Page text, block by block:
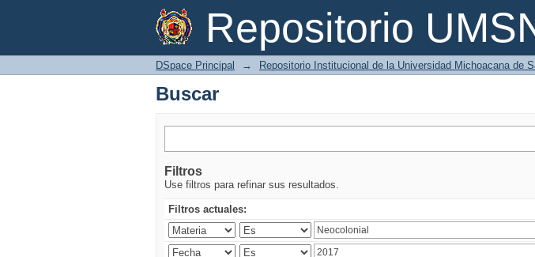
Repositorio
Buscar
DSpace Principal → Repositorio Institucional de la Universidad Michoacana de
Buscar
Filtros
Use filtros para refinar sus resultados.
Filtros actuales: